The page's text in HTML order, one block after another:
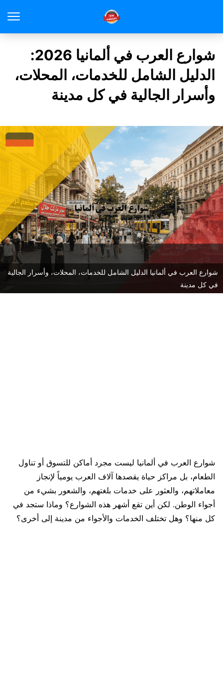
شوارع العرب في ألمانيا 2026:
الدليل الشامل للخدمات، المحلات،
وأسرار الجالية في كل مدينة
شوارع العرب في ألمانيا الدليل الشامل للخدمات، المحلات، وأسرار الجالية
في كل مدينة
شوارع العرب في ألمانيا ليست مجرد أماكن للتسوق أو تناول
الطعام، بل مراكز حياة يقصدها آلاف العرب يومياً لإنجاز
معاملاتهم، والعثور على خدمات بلغتهم، والشعور بشيء من
أجواء الوطن. لكن أين تقع أشهر هذه الشوارع؟ وماذا ستجد في
كل منها؟ وهل تختلف الخدمات والأجواء من مدينة إلى أخرى؟